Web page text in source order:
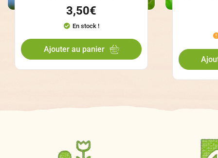
3,50€
En stock !
Ajouter au panier